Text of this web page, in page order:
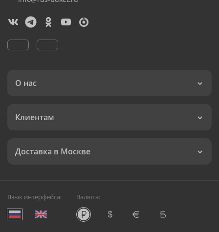
О нас
Клиентам
Доставка в Москве
Язык интерфейса: Валюта: